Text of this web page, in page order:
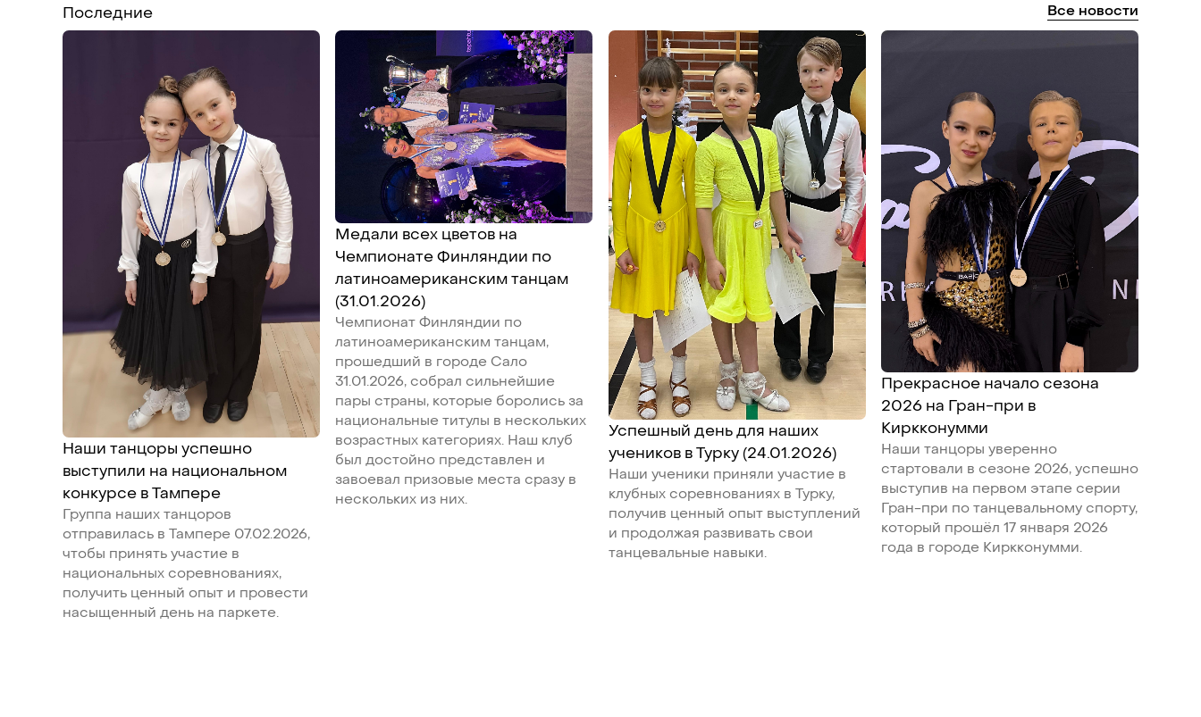
Последние Все новости
Наши танцоры успешно
выступили на национальном
конкурсе в Тампере
Группа наших танцоров
отправилась в Тампере 07.02.2026,
чтобы принять участие в
национальных соревнованиях,
получить ценный опыт и провести
насыщенный день на паркете.
Медали всех цветов на
Чемпионате Финляндии по
латиноамериканским танцам
(31.01.2026)
Чемпионат Финляндии по
латиноамериканским танцам,
прошедший в городе Сало
31.01.2026, собрал сильнейшие
пары страны, которые боролись за
национальные титулы в нескольких
возрастных категориях. Наш клуб
был достойно представлен и
завоевал призовые места сразу в
нескольких из них.
Успешный день для наших
учеников в Турку (24.01.2026)
Наши ученики приняли участие в
клубных соревнованиях в Турку,
получив ценный опыт выступлений
и продолжая развивать свои
танцевальные навыки.
Прекрасное начало сезона
2026 на Гран-при в
Киркконумми
Наши танцоры уверенно
стартовали в сезоне 2026, успешно
выступив на первом этапе серии
Гран-при по танцевальному спорту,
который прошёл 17 января 2026
года в городе Киркконумми.